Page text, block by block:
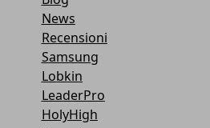
News
Recensioni
Samsung
Lobkin
LeaderPro
HolyHigh